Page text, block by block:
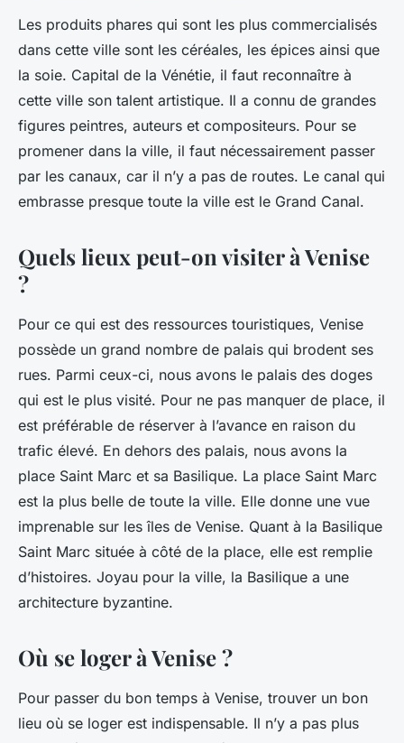
Les produits phares qui sont les plus commercialisés
dans cette ville sont les céréales, les épices ainsi que
la soie. Capital de la Vénétie, il faut reconnaître à
cette ville son talent artistique. Il a connu de grandes
figures peintres, auteurs et compositeurs. Pour se
promener dans la ville, il faut nécessairement passer
par les canaux, car il n’y a pas de routes. Le canal qui
embrasse presque toute la ville est le Grand Canal.
Quels lieux peut-on visiter à Venise
?
Pour ce qui est des ressources touristiques, Venise
possède un grand nombre de palais qui brodent ses
rues. Parmi ceux-ci, nous avons le palais des doges
qui est le plus visité. Pour ne pas manquer de place, il
est préférable de réserver à l’avance en raison du
trafic élevé. En dehors des palais, nous avons la
place Saint Marc et sa Basilique. La place Saint Marc
est la plus belle de toute la ville. Elle donne une vue
imprenable sur les îles de Venise. Quant à la Basilique
Saint Marc située à côté de la place, elle est remplie
d’histoires. Joyau pour la ville, la Basilique a une
architecture byzantine.
Où se loger à Venise ?
Pour passer du bon temps à Venise, trouver un bon
lieu où se loger est indispensable. Il n’y a pas plus